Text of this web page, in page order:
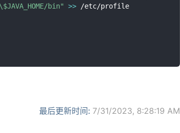
$JAVA_HOME/bin" >> /etc/profile
最后更新时间: 7/31/2023, 8:28:19 AM